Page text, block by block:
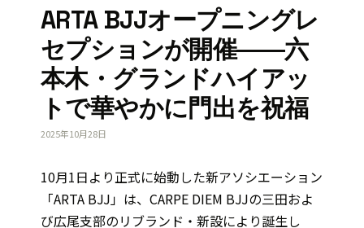
ARTA BJJオープニングレ
セプションが開催――六
本木・グランドハイアッ
トで華やかに門出を祝福
2025年10月28日
10月1日より正式に始動した新アソシエーション
「ARTA BJJ」は、CARPE DIEM BJJの三田およ
び広尾支部のリブランド・新設により誕生し